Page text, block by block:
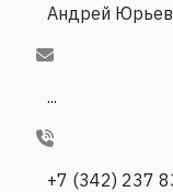
Андрей
...
+7 (342) 237